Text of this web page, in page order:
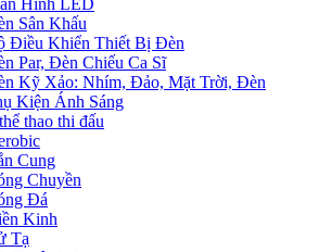
Sân Khấu
Điều Khiển Thiết Bị Đèn
Par, Đèn Chiếu Ca Sĩ
Kỹ Xảo: Nhím, Đảo, Mặt Trời, Đèn
Kiện Ánh Sáng
thao thi đấu
Cung
Chuyền
Đá
Kinh
Tạ